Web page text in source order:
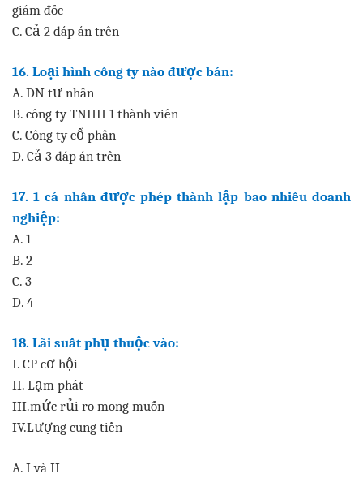
giám đốc
C. Cả 2 đáp án trên
16. Loại hình công ty nào được bán:
A. DN tư nhân
B. công ty TNHH 1 thành viên
C. Công ty cổ phần
D. Cả 3 đáp án trên
17. 1 cá nhân được phép thành lập bao nhiêu doanh
nghiệp:
A. 1
B. 2
C. 3
D. 4
18. Lãi suất phụ thuộc vào:
I. CP cơ hội
II. Lạm phát
III.mức rủi ro mong muốn
IV.Lượng cung tiền
A. I và II